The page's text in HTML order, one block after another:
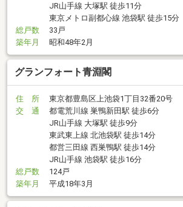
JR山手線 大塚駅 徒歩11分
東京メトロ副都心線 池袋駅 徒歩15分
総戸数
33戸
築年月
昭和48年2月
グランフォート青淵閣
住 所
東京都豊島区上池袋1丁目32番20号
交 通
都電荒川線 巣鴨新田駅 徒歩6分
JR山手線 大塚駅 徒歩9分
東武東上線 北池袋駅 徒歩14分
都営三田線 西巣鴨駅 徒歩14分
JR山手線 池袋駅 徒歩16分
総戸数
124戸
築年月
平成18年3月